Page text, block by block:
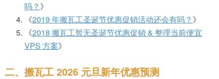
吗？ 》
《2019 年搬瓦工圣诞节优惠促销活动还会有吗？ 》
《2018 搬瓦工暂无圣诞节优惠促销 & 整理当前便宜
VPS 方案》
二、搬瓦工 2026 元旦新年优惠预测